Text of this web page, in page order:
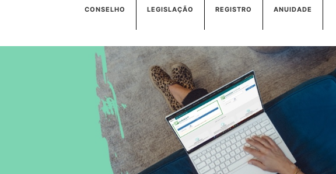
CONSELHO LEGISLAÇÃO REGISTRO ANUIDADE